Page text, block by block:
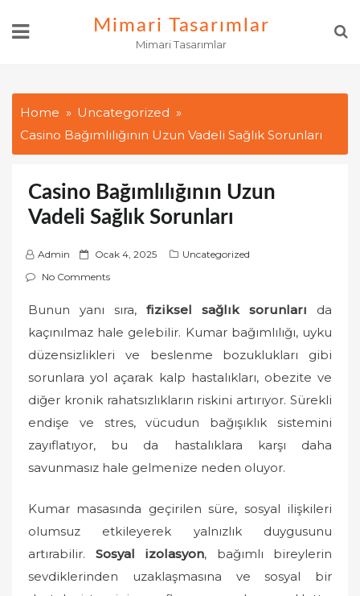
Mimari Tasarımlar
Mimari Tasarımlar
Home
Uncategorized
Casino Bağımlılığının Uzun Vadeli Sağlık Sorunları
Casino Bağımlılığının Uzun
Vadeli Sağlık Sorunları
Admin
P
o
t
e
d
Ocak 4, 2025
Uncategorized
No Comments
Bunun yanı sıra, fiziksel sağlık sorunları da
kaçınılmaz hale gelebilir. Kumar bağımlılığı, uyku
düzensizlikleri ve beslenme bozuklukları gibi
sorunlara yol açarak kalp hastalıkları, obezite ve
diğer kronik rahatsızlıkların riskini artırıyor. Sürekli
endişe ve stres, vücudun bağışıklık sistemini
zayıflatıyor, bu da hastalıklara karşı daha
savunmasız hale gelmenize neden oluyor.
Kumar masasında geçirilen süre, sosyal ilişkileri
olumsuz etkileyerek yalnızlık duygusunu
artırabilir. Sosyal izolasyon, bağımlı bireylerin
sevdiklerinden uzaklaşmasına ve sosyal bir